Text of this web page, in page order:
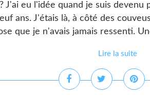
J'ai eu l'idée quand je suis devenu
ans. J'étais là, à côté des
que je n'avais jamais ressenti.
Lire la suite